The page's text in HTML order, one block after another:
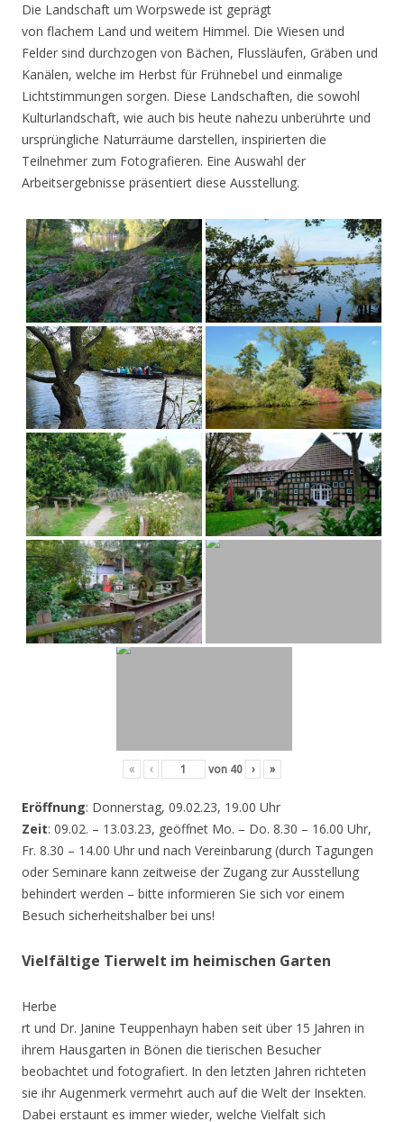
Die Landschaft um Worpswede ist geprägt
von flachem Land und weitem Himmel. Die Wiesen und
Felder sind durchzogen von Bächen, Flussläufen, Gräben und
Kanälen, welche im Herbst für Frühnebel und einmalige
Lichtstimmungen sorgen. Diese Landschaften, die sowohl
Kulturlandschaft, wie auch bis heute nahezu unberührte und
ursprüngliche Naturräume darstellen, inspirierten die
Teilnehmer zum Fotografieren. Eine Auswahl der
Arbeitsergebnisse präsentiert diese Ausstellung.
« ‹ von 40 › »
Eröffnung: Donnerstag, 09.02.23, 19.00 Uhr
Zeit: 09.02. – 13.03.23, geöffnet Mo. – Do. 8.30 – 16.00 Uhr,
Fr. 8.30 – 14.00 Uhr und nach Vereinbarung (durch Tagungen
oder Seminare kann zeitweise der Zugang zur Ausstellung
behindert werden – bitte informieren Sie sich vor einem
Besuch sicherheitshalber bei uns!
Vielfältige Tierwelt im heimischen Garten
Herbe
rt und Dr. Janine Teuppenhayn haben seit über 15 Jahren in
ihrem Hausgarten in Bönen die tierischen Besucher
beobachtet und fotografiert. In den letzten Jahren richteten
sie ihr Augenmerk vermehrt auch auf die Welt der Insekten.
Dabei erstaunt es immer wieder, welche Vielfalt sich